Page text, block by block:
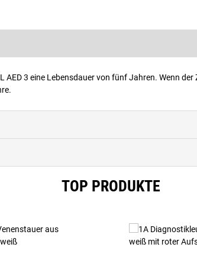
3 eine Lebensdauer von fünf Jahren. Wenn der
TOP PRODUKTE